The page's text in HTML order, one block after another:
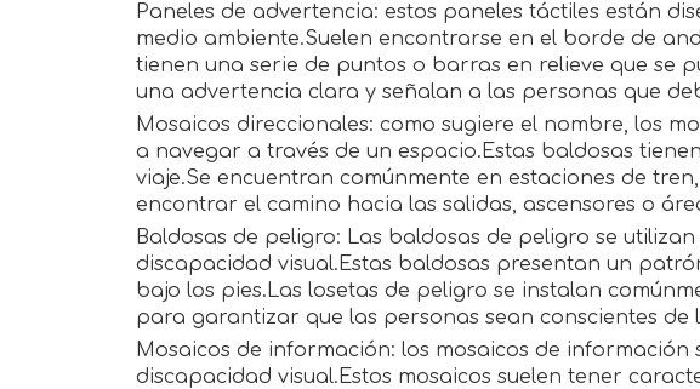
Paneles de advertencia: estos paneles táctiles están
medio ambiente.Suelen encontrarse en el borde de
tienen una serie de puntos o barras en relieve que se
una advertencia clara y señalan a las personas que
Mosaicos direccionales: como sugiere el nombre, los
a navegar a través de un espacio.Estas baldosas
viaje.Se encuentran comúnmente en estaciones de
encontrar el camino hacia las salidas, ascensores o
Baldosas de peligro: Las baldosas de peligro se
discapacidad visual.Estas baldosas presentan un
bajo los pies.Las losetas de peligro se instalan
para garantizar que las personas sean conscientes
Mosaicos de información: los mosaicos de
discapacidad visual.Estos mosaicos suelen tener